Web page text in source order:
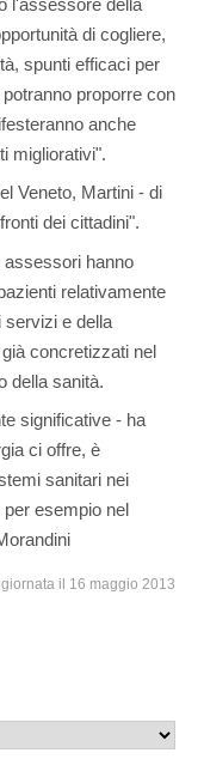
di cogliere,
spunti efficaci per
proporre con
anche
migliorativi".
Veneto, Martini - di
dei cittadini".
assessori hanno
relativamente
servizi e della
concretizzati nel
della sanità.
significative - ha
ci offre, è
sanitari nei
esempio nel
il 16 maggio 2013